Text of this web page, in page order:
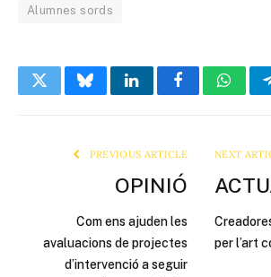
Alumnes sords
TwitterBlueskyLinkedInFacebook
PREVIOUS ARTICLE
OPINIÓ
Com ens ajuden les
avaluacions de projectes
d’intervenció a seguir
NEXT
per l’art